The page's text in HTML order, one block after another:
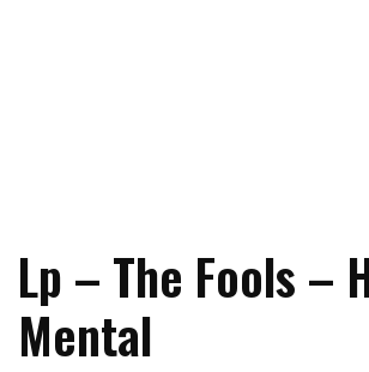
Lp – The Fools –
Mental